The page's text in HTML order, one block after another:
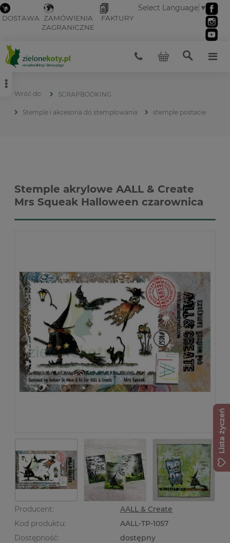
DOSTAWA ZAMÓWIENIA
ZAGRANICZNE
FAKTURY
Select Language ▼
SCRAPBOOKING
Stemple i akcesoria do stemplowania stemple postacie
Stemple akrylowe AALL & Create
Mrs Squeak Halloween czarownica
Producent:
AALL & Create
Kod produktu:
AALL-TP-1057
Dostępność:
dostępny
Lista życzeń